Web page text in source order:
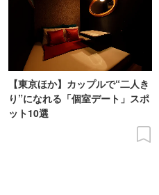
【東京ほか】カップルで“二人き
り”になれる「個室デート」スポ
ット10選